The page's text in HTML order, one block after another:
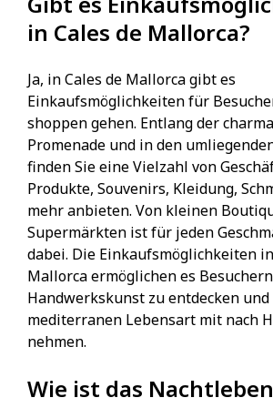
in Cales de Mallorca?
Ja, in Cales de Mallorca gibt es
Einkaufsmöglichkeiten für
shoppen gehen. Entlang der
Promenade und in den
finden Sie eine Vielzahl von
Produkte, Souvenirs, Kleidung,
mehr anbieten. Von kleinen
Supermärkten ist für jeden
dabei. Die Einkaufsmöglichkeiten
Mallorca ermöglichen es
Handwerkskunst zu entdecken
mediterranen Lebensart mit nach
nehmen.
Wie ist das